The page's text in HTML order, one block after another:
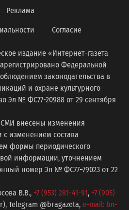
Реклама
Согласие
издание «Интернет-газета
Федеральной
законодательства в
и охране культурного
Эл № ФС77-20988 от 29 сентября
СМИ внесены изменения
с изменением состава
формы периодического
информации, уточнением
номер Эл № ФС77−79023 от 22
В.В., +7 (953) 281-41-91, +7 (905)
Telegram @bragazeta, e-mail: bn-